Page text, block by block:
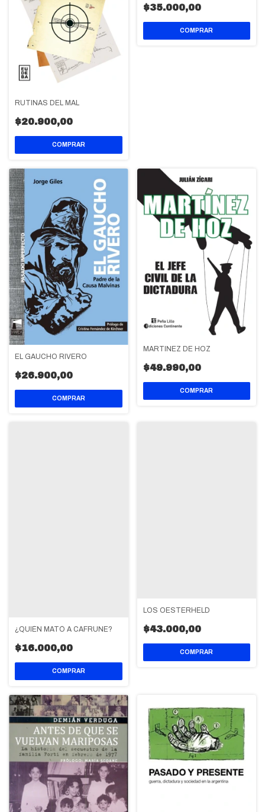
RUTINAS DEL MAL
$20.900,00
$35.000,00
EL GAUCHO RIVERO
$26.900,00
MARTINEZ DE HOZ
$49.990,00
¿QUIÉN MATÓ A CAFRUNE?
$16.000,00
LOS OESTERHELD
$43.000,00